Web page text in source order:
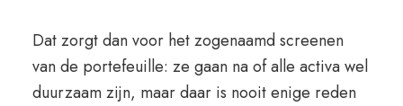
Dat zorgt dan voor het zogenaamd screenen
van de portefeuille: ze gaan na of alle activa wel
duurzaam zijn, maar daar is nooit enige reden